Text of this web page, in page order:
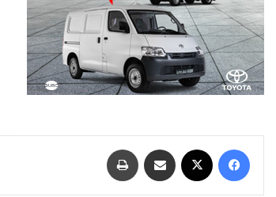
فيسبوك مشاركة عبر البريد